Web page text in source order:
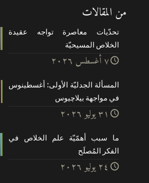
من المقالات
تحدّيات معاصرة تواجه عقيدة
الخلاص المسيحيّة
۷ أغسطس ۲۰۲٦
المسألة الجدليّة الأولى: أغسطينوس
في مواجهة بيلاچيوس
۳۱ يوليو ۲۰۲٦
ما سبب أهمّيّة علم الخلاص في
الفكر المُصلَح
۲٤ يوليو ۲۰۲٦